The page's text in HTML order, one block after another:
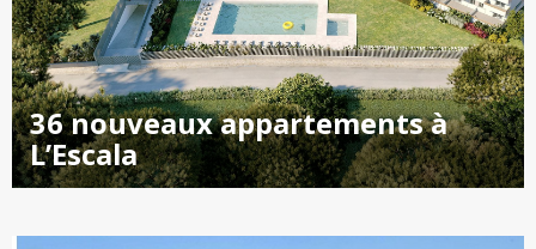
36 nouveaux appartements à
L’Escala